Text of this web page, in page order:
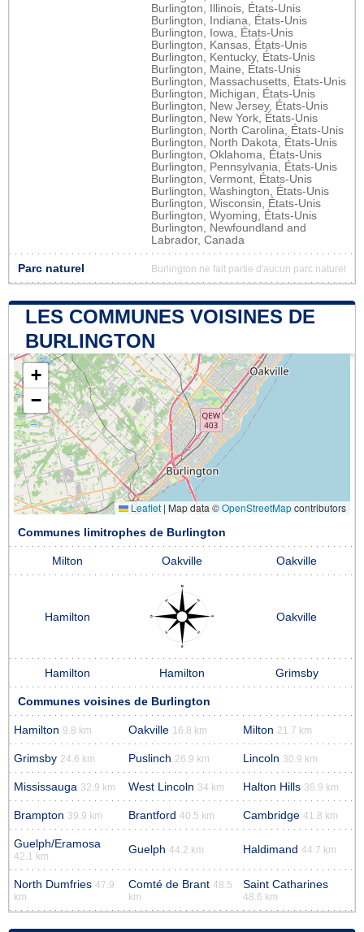
Burlington, Illinois, États-Unis
Burlington, Indiana, États-Unis
Burlington, Iowa, États-Unis
Burlington, Kansas, États-Unis
Burlington, Kentucky, États-Unis
Burlington, Maine, États-Unis
Burlington, Massachusetts, États-Unis
Burlington, Michigan, États-Unis
Burlington, New Jersey, États-Unis
Burlington, New York, États-Unis
Burlington, North Carolina, États-Unis
Burlington, North Dakota, États-Unis
Burlington, Oklahoma, États-Unis
Burlington, Pennsylvania, États-Unis
Burlington, Vermont, États-Unis
Burlington, Washington, États-Unis
Burlington, Wisconsin, États-Unis
Burlington, Wyoming, États-Unis
Burlington, Newfoundland and
Labrador, Canada
Parc naturel Burlington ne fait partie d'aucun parc naturel
LES COMMUNES VOISINES DE
BURLINGTON
+
−
Leaflet | Map data ©OpenStreetMapcontributors
Communes limitrophes de Burlington
Milton Oakville Oakville
Hamilton Oakville
Hamilton Hamilton Grimsby
Communes voisines de Burlington
Hamilton 9.8 km Oakville 16.8 km Milton 21.7 km
Grimsby 24.6 km Puslinch 26.9 km Lincoln 30.9 km
Mississauga 32.9 km West Lincoln 34 km Halton Hills 36.9 km
Brampton 39.9 km Brantford 40.5 km Cambridge 41.8 km
Guelph/Eramosa
42.1 km
Guelph 44.2 km Haldimand 44.7 km
North Dumfries 47.9
km
Comté de Brant 48.5
km
Saint Catharines
48.6 km